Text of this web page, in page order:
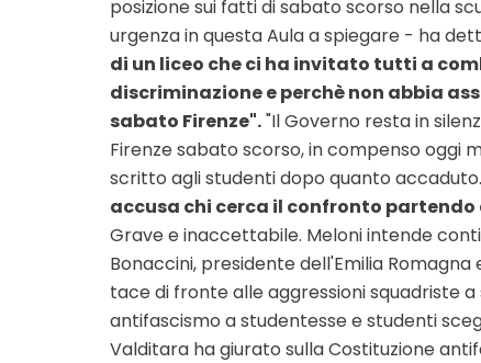
posizione sui fatti di sabato scorso nella
urgenza in questa Aula a spiegare - ha
di un liceo che ci ha invitato tutti a
discriminazione e perchè non abbia
sabato Firenze"."Il Governo resta in
Firenze sabato scorso, in compenso oggi
scritto agli studenti dopo quanto
accusa chi cerca il confronto
Grave e inaccettabile. Meloni intende
Bonaccini, presidente dell'Emilia
tace di fronte alle aggressioni squadriste
antifascismo a studentesse e studenti
Valditara ha giurato sulla Costituzione